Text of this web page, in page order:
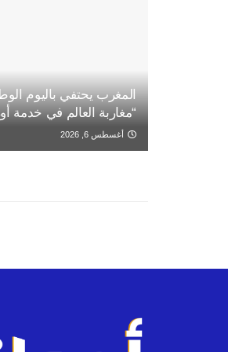
المغرب يحتفي باليوم
“مغاربة العالم في خدمة
أغسطس 6, 2026